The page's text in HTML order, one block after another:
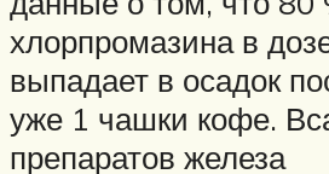
хлорпромазина в
выпадает в осадок
уже 1 чашки кофе.
препаратов железа